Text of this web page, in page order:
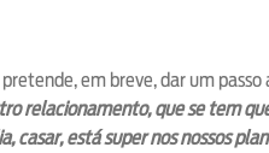
pretende, em breve, dar um
relacionamento, que se tem
casar, está super nos nossos